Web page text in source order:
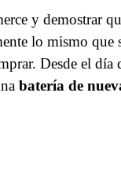
y demostrar
lo mismo
Desde el día
batería de